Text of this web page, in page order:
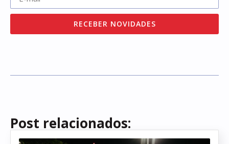
RECEBER NOVIDADES
Post relacionados: